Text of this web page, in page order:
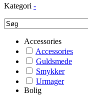
Kategori -
Accessories
Accessories
Guldsmede
Smykker
Urmager
Bolig